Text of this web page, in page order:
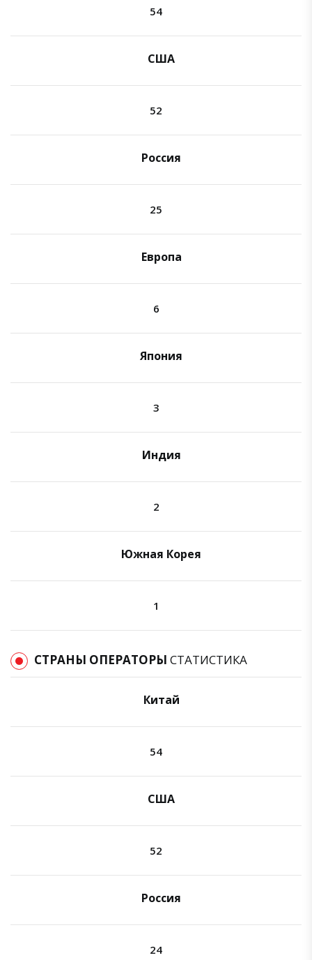
54
США
52
Россия
25
Европа
6
Япония
3
Индия
2
Южная Корея
1
СТРАНЫ ОПЕРАТОРЫ СТАТИСТИКА
Китай
54
США
52
Россия
24